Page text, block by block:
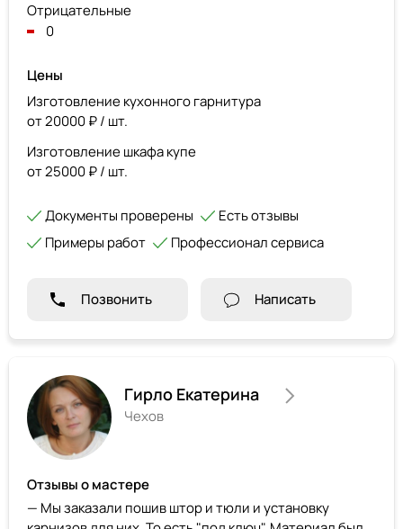
Отрицательные
0
Цены
Изготовление кухонного гарнитура
от 20000 ₽ / шт.
Изготовление шкафа купе
от 25000 ₽ / шт.
Документы проверены
Есть отзывы
Примеры работ
Профессионал сервиса
Позвонить Написать
Гирло Екатерина
Чехов
Отзывы о мастере
— Мы заказали пошив штор и тюли и установку